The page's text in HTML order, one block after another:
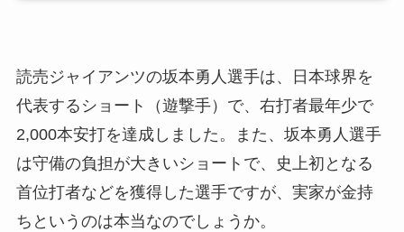
読売ジャイアンツの坂本勇人選手は、日本球界を
代表するショート（遊撃手）で、右打者最年少で
2,000本安打を達成しました。また、坂本勇人選手
は守備の負担が大きいショートで、史上初となる
首位打者などを獲得した選手ですが、実家が金持
ちというのは本当なのでしょうか。